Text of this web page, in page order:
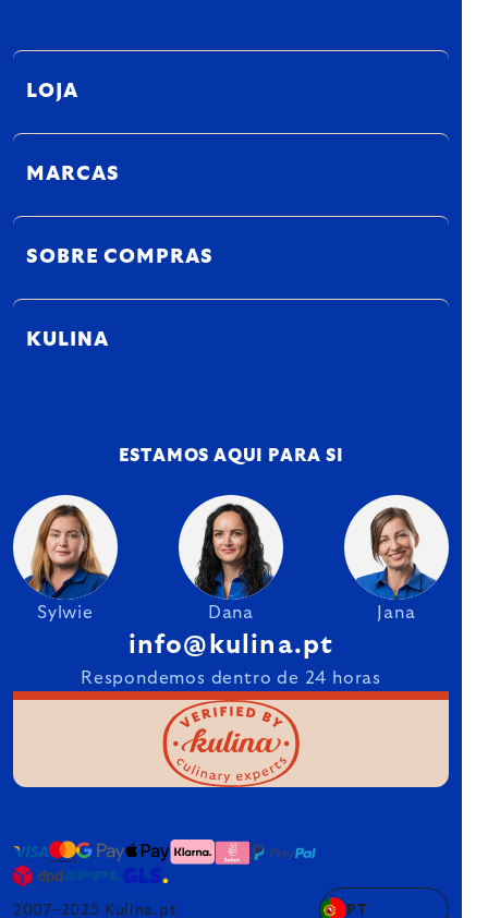
LOJA
MARCAS
SOBRE COMPRAS
KULINA
ESTAMOS AQUI PARA SI
Sylwie Dana Jana
info@kulina.pt
Respondemos dentro de 24 horas
2007–2025 Kulina.pt PT